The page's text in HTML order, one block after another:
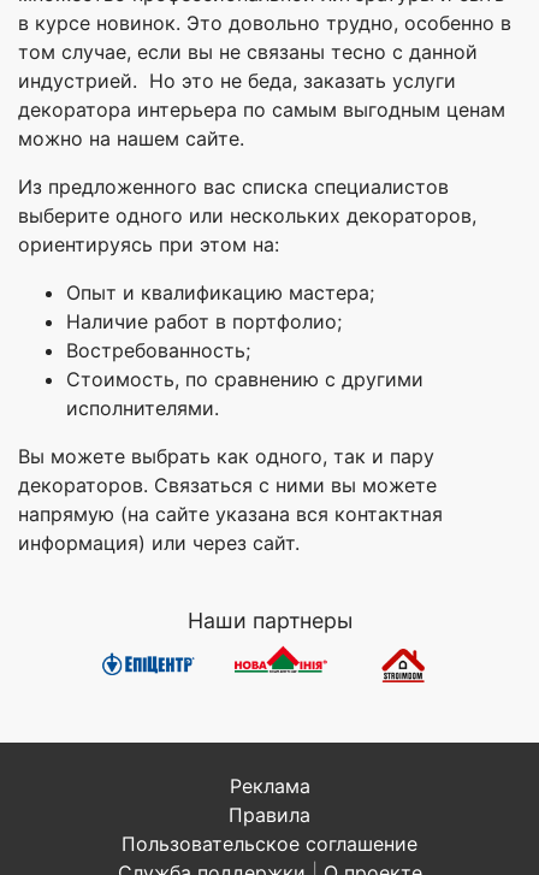
в курсе новинок. Это довольно трудно, особенно в
том случае, если вы не связаны тесно с данной
индустрией. Но это не беда, заказать услуги
декоратора интерьера по самым выгодным ценам
можно на нашем сайте.
Из предложенного вас списка специалистов
выберите одного или нескольких декораторов,
ориентируясь при этом на:
Опыт и квалификацию мастера;
Наличие работ в портфолио;
Востребованность;
Стоимость, по сравнению с другими
исполнителями.
Вы можете выбрать как одного, так и пару
декораторов. Связаться с ними вы можете
напрямую (на сайте указана вся контактная
информация) или через сайт.
Наши партнеры
Реклама
Правила
Пользовательское соглашение